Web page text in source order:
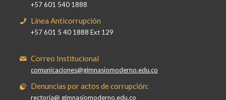
+57 601 540 1888
Línea Anticorrupción
+57 601 5 40 1888 Ext 129
Correo Institucional
comunicaciones@gimnasiomoderno.edu.co
Denuncias por actos de corrupción:
rectoria@ gimnasiomoderno.edu.co